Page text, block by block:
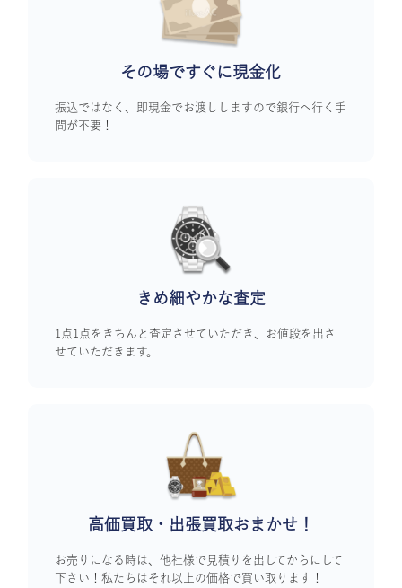
その場ですぐに現金化
振込ではなく、即現金でお渡ししますので銀行へ行く手
間が不要！
きめ細やかな査定
1点1点をきちんと査定させていただき、お値段を出さ
せていただきます。
高価買取・出張買取おまかせ！
お売りになる時は、他社様で見積りを出してからにして
下さい！私たちはそれ以上の価格で買い取ります！